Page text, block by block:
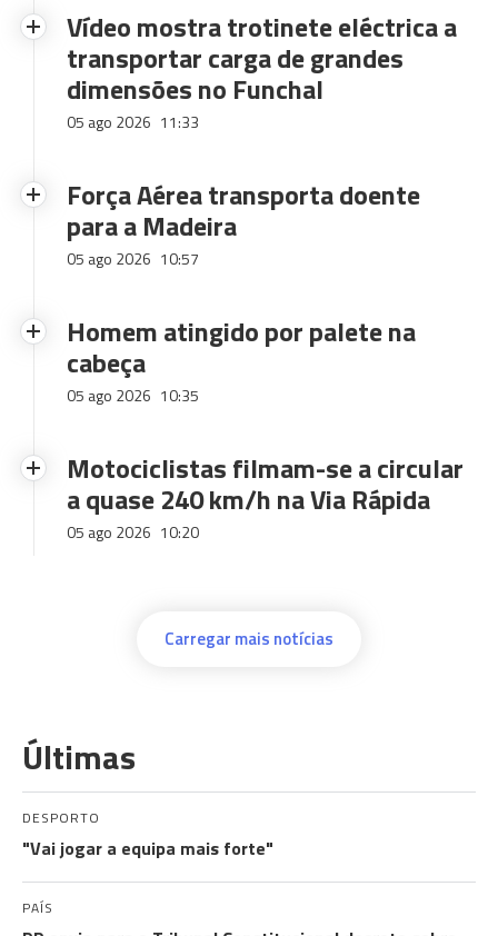
Vídeo mostra trotinete eléctrica a
transportar carga de grandes
dimensões no Funchal
05 ago 2026 11:33
Força Aérea transporta doente
para a Madeira
05 ago 2026 10:57
Homem atingido por palete na
cabeça
05 ago 2026 10:35
Motociclistas filmam-se a circular
a quase 240 km/h na Via Rápida
05 ago 2026 10:20
Carregar mais notícias
Últimas
DESPORTO
"Vai jogar a equipa mais forte"
PAÍS